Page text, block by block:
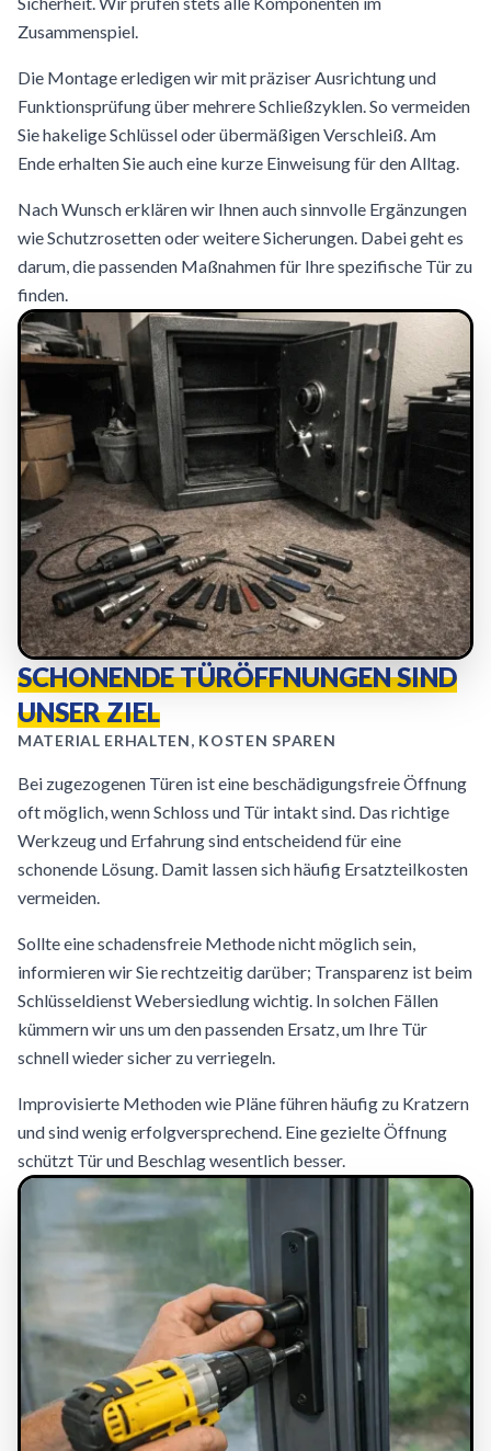
Zusammenspiel.
Die Montage erledigen wir mit präziser Ausrichtung und
Funktionsprüfung über mehrere Schließzyklen. So vermeiden
Sie hakelige Schlüssel oder übermäßigen Verschleiß. Am
Ende erhalten Sie auch eine kurze Einweisung für den Alltag.
Nach Wunsch erklären wir Ihnen auch sinnvolle Ergänzungen
wie Schutzrosetten oder weitere Sicherungen. Dabei geht es
darum, die passenden Maßnahmen für Ihre spezifische Tür zu
finden.
SCHONENDE TÜRÖFFNUNGEN SIND
UNSER ZIEL
MATERIAL ERHALTEN, KOSTEN SPAREN
Bei zugezogenen Türen ist eine beschädigungsfreie Öffnung
oft möglich, wenn Schloss und Tür intakt sind. Das richtige
Werkzeug und Erfahrung sind entscheidend für eine
schonende Lösung. Damit lassen sich häufig Ersatzteilkosten
vermeiden.
Sollte eine schadensfreie Methode nicht möglich sein,
informieren wir Sie rechtzeitig darüber; Transparenz ist beim
Schlüsseldienst Webersiedlung wichtig. In solchen Fällen
kümmern wir uns um den passenden Ersatz, um Ihre Tür
schnell wieder sicher zu verriegeln.
Improvisierte Methoden wie Pläne führen häufig zu Kratzern
und sind wenig erfolgversprechend. Eine gezielte Öffnung
schützt Tür und Beschlag wesentlich besser.